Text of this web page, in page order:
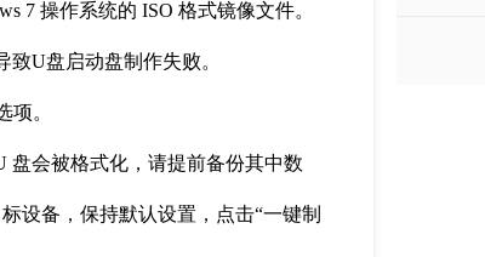
7 操作系统的 ISO 格式镜像文件。
U盘启动盘制作失败。
项。
盘会被格式化，请提前备份其中数
设备，保持默认设置，点击“一键制